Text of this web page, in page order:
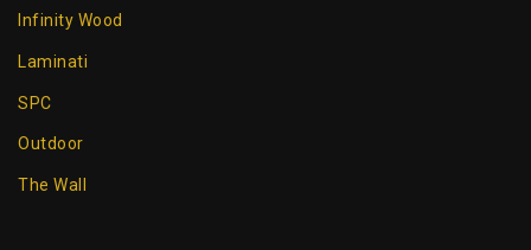
Infinity Wood
Laminati
SPC
Outdoor
The Wall